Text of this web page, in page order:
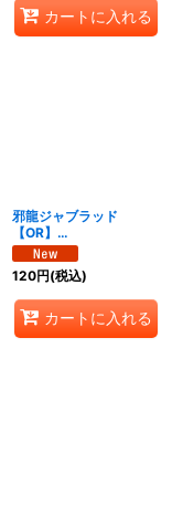
カートに入れる
邪龍ジャブラッド
【OR】
{24RP4TD1/TD3}
《闇》
120円(税込)
カートに入れる